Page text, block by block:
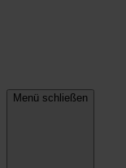
Menü schließen